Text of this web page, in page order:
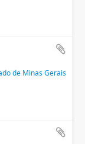
de Minas Gerais